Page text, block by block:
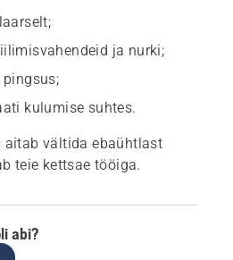
ja nurki;
kulumise suhtes.
aitab vältida ebaühtlast
teie kettsae tööiga.
abi?